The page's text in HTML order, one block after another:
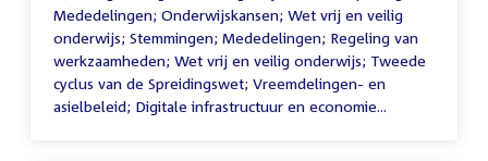
Mededelingen; Onderwijskansen; Wet vrij en veilig
onderwijs; Stemmingen; Mededelingen; Regeling van
werkzaamheden; Wet vrij en veilig onderwijs; Tweede
cyclus van de Spreidingswet; Vreemdelingen- en
asielbeleid; Digitale infrastructuur en economie...